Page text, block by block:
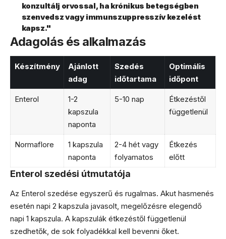
konzultálj orvossal, ha krónikus betegségben
szenvedsz vagy immunszuppresszív kezelést
kapsz."
Adagolás és alkalmazás
Készítmény
Ajánlott
adag
Szedés
időtartama
Optimális
időpont
Enterol
1-2
kapszula
naponta
5-10 nap
Étkezéstől
függetlenül
Normaflore
1 kapszula
naponta
2-4 hét vagy
folyamatos
Étkezés
előtt
Enterol szedési útmutatója
Az Enterol szedése egyszerű és rugalmas. Akut hasmenés
esetén napi 2 kapszula javasolt, megelőzésre elegendő
napi 1 kapszula. A kapszulák étkezéstől függetlenül
szedhetők, de sok folyadékkal kell bevenni őket.